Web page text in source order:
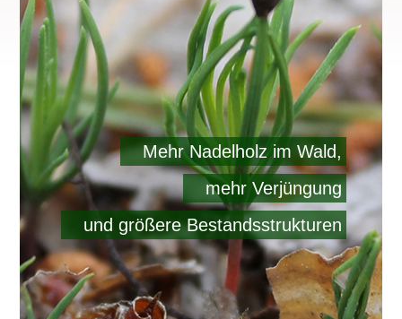
Mehr Nadelholz im Wald,
mehr Verjüngung
und größere Bestandsstrukturen